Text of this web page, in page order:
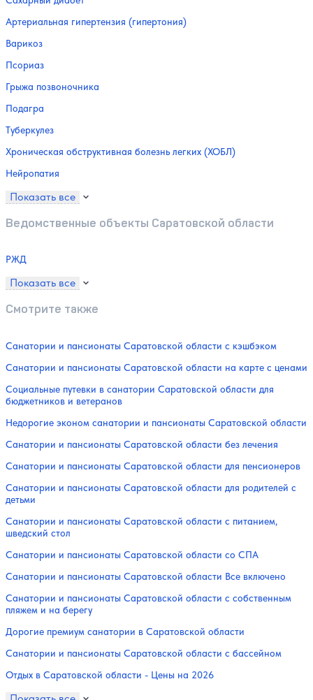
Артериальная гипертензия (гипертония)
Варикоз
Псориаз
Грыжа позвоночника
Подагра
Туберкулез
Хроническая обструктивная болезнь легких (ХОБЛ)
Нейропатия
Показать все
Ведомственные объекты Саратовской области
РЖД
Показать все
Смотрите также
Санатории и пансионаты Саратовской области с кэшбэком
Санатории и пансионаты Саратовской области на карте с ценами
Социальные путевки в санатории Саратовской области для
бюджетников и ветеранов
Недорогие эконом санатории и пансионаты Саратовской области
Санатории и пансионаты Саратовской области без лечения
Санатории и пансионаты Саратовской области для пенсионеров
Санатории и пансионаты Саратовской области для родителей с
детьми
Санатории и пансионаты Саратовской области с питанием,
шведский стол
Санатории и пансионаты Саратовской области со СПА
Санатории и пансионаты Саратовской области Все включено
Санатории и пансионаты Саратовской области с собственным
пляжем и на берегу
Дорогие премиум санатории в Саратовской области
Санатории и пансионаты Саратовской области с бассейном
Отдых в Саратовской области - Цены на 2026